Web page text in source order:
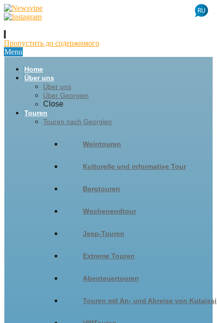
Пропустить до содержимого
Menu
Home
Über uns
Über uns
Über Georgien
Close
Touren
Touren nach Georgien
Weintouren
Kulturelle und informative Tour
Bergtouren
Wochenendtour
Jeep-Touren
Extreme Touren
Abenteuertouren
Touren mit An- und Abreise von Kutaissi